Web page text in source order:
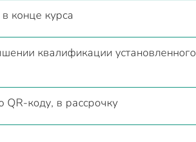
конце курса
квалификации установленного
коду, в рассрочку